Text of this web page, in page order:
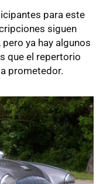
para este
siguen
, pero ya hay algunos
que el repertorio
prometedor.